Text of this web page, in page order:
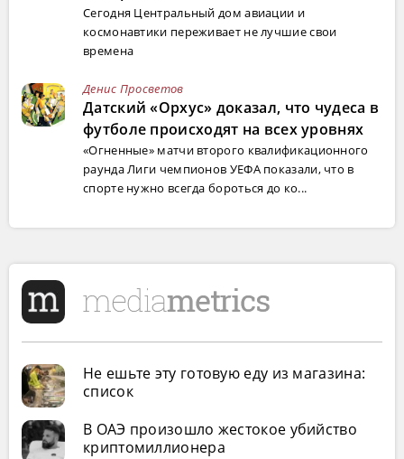
Сегодня Центральный дом авиации и
космонавтики переживает не лучшие свои
времена
Денис Просветов
Датский «Орхус» доказал, что чудеса в
футболе происходят на всех уровнях
«Огненные» матчи второго квалификационного
раунда Лиги чемпионов УЕФА показали, что в
спорте нужно всегда бороться до ко...
Не ешьте эту готовую еду из магазина:
список
В ОАЭ произошло жестокое убийство
криптомиллионера